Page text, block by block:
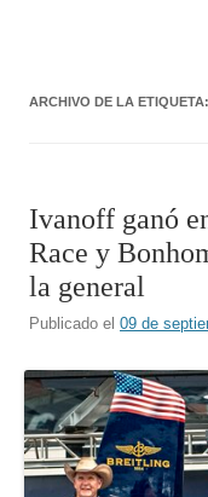
ARCHIVO DE LA ETIQUETA:
Ivanoff ganó
Race y
la general
Publicado el 09 de